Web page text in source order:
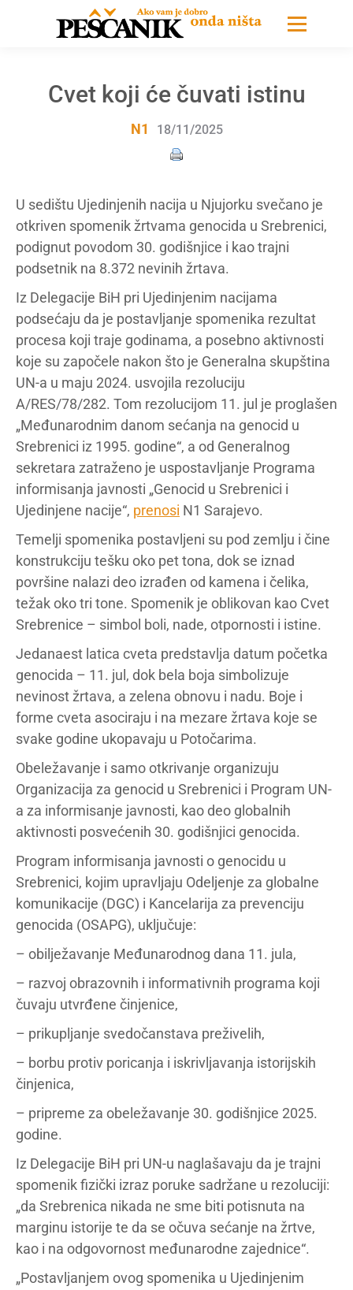
Cvet koji će čuvati istinu
N1 18/11/2025
U sedištu Ujedinjenih nacija u Njujorku svečano je
otkriven spomenik žrtvama genocida u Srebrenici,
podignut povodom 30. godišnjice i kao trajni
podsetnik na 8.372 nevinih žrtava.
Iz Delegacije BiH pri Ujedinjenim nacijama
podsećaju da je postavljanje spomenika rezultat
procesa koji traje godinama, a posebno aktivnosti
koje su započele nakon što je Generalna skupština
UN-a u maju 2024. usvojila rezoluciju
A/RES/78/282. Tom rezolucijom 11. jul je proglašen
„Međunarodnim danom sećanja na genocid u
Srebrenici iz 1995. godine“, a od Generalnog
sekretara zatraženo je uspostavljanje Programa
informisanja javnosti „Genocid u Srebrenici i
Ujedinjene nacije“, prenosi N1 Sarajevo.
Temelji spomenika postavljeni su pod zemlju i čine
konstrukciju tešku oko pet tona, dok se iznad
površine nalazi deo izrađen od kamena i čelika,
težak oko tri tone. Spomenik je oblikovan kao Cvet
Srebrenice – simbol boli, nade, otpornosti i istine.
Jedanaest latica cveta predstavlja datum početka
genocida – 11. jul, dok bela boja simbolizuje
nevinost žrtava, a zelena obnovu i nadu. Boje i
forme cveta asociraju i na mezare žrtava koje se
svake godine ukopavaju u Potočarima.
Obeležavanje i samo otkrivanje organizuju
Organizacija za genocid u Srebrenici i Program UN-
a za informisanje javnosti, kao deo globalnih
aktivnosti posvećenih 30. godišnjici genocida.
Program informisanja javnosti o genocidu u
Srebrenici, kojim upravljaju Odeljenje za globalne
komunikacije (DGC) i Kancelarija za prevenciju
genocida (OSAPG), uključuje:
– obilježavanje Međunarodnog dana 11. jula,
– razvoj obrazovnih i informativnih programa koji
čuvaju utvrđene činjenice,
– prikupljanje svedočanstava preživelih,
– borbu protiv poricanja i iskrivljavanja istorijskih
činjenica,
– pripreme za obeležavanje 30. godišnjice 2025.
godine.
Iz Delegacije BiH pri UN-u naglašavaju da je trajni
spomenik fizički izraz poruke sadržane u rezoluciji:
„da Srebrenica nikada ne sme biti potisnuta na
marginu istorije te da se očuva sećanje na žrtve,
kao i na odgovornost međunarodne zajednice“.
„Postavljanjem ovog spomenika u Ujedinjenim